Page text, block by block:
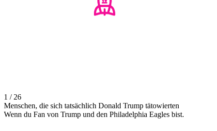
1 / 26
Menschen, die sich tatsächlich Donald Trump tätowierten
Wenn du Fan von Trump und den Philadelphia Eagles bist.